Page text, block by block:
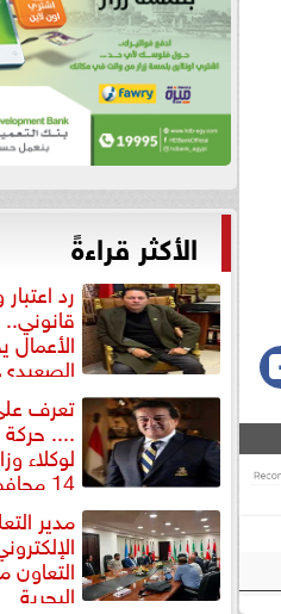
الأكثر قراءةً
رد
قانوني..
الأعمال
التهم... تعرف
....
لوكلاء
14 محافظه
مدير
التعاون
البحرية